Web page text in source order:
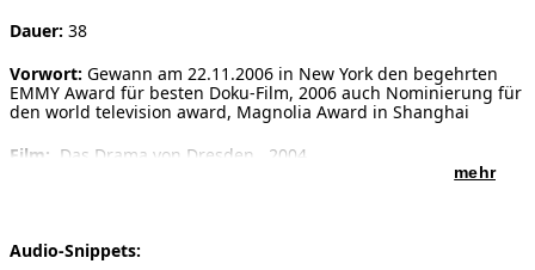
Audio-Snippets:
Dauer: 38
Vorwort: Gewann am 22.11.2006 in New York den begehrten
EMMY Award für besten Doku-Film, 2006 auch Nominierung für
den world television award, Magnolia Award in Shanghai
Film: Das Drama von Dresden, 2004
Film Produktion:
mehr